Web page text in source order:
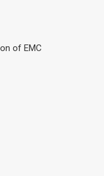
of EMC